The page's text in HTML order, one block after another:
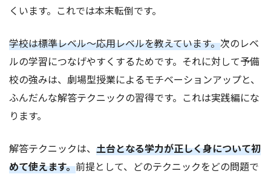
くいます。これでは本末転倒です。
学校は標準レベル～応用レベルを教えています。次のレベ
ルの学習につなげやすくするためです。それに対して予備
校の強みは、劇場型授業によるモチベーションアップと、
ふんだんな解答テクニックの習得です。これは実践編にな
ります。
解答テクニックは、 土台となる学力が正しく身について初
めて使えます。前提として、どのテクニックをどの問題で